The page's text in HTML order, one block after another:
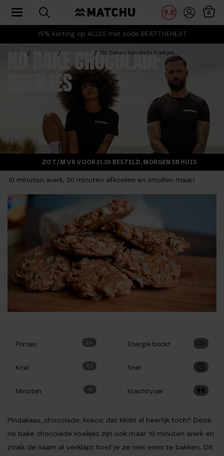
15% korting op ALLES met code BEATTHEHEAT
9.2 0
Toggle navigation
No bake chocolade koekjes
NO BAKE CHOCOLADE
KOEKJES
ZO T/M VR VOOR 21.30 BESTELD, MORGEN IN HUIS
10 minuten werk, 20 minuten afkoelen en smullen maar!
Porties 24
Kcal 93
Minuten 10
Energie boost
Snel
Krachtvoer
Pindakaas, chocolade, kokos: dat klinkt al heerlijk toch? Deze
no bake chocolade koekjes zijn ook maar 10 minuten werk en
zoals de naam al verklapt hoef je ze niet eens te bakken. Dit